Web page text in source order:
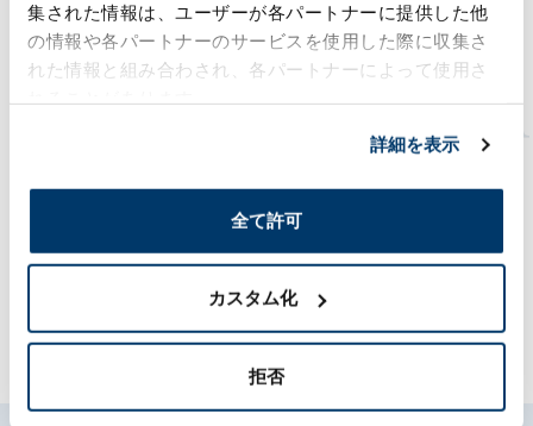
集された情報は、ユーザーが各パートナーに提供した他
の情報や各パートナーのサービスを使用した際に収集さ
れた情報と組み合わされ、各パートナーによって使用さ
詳細を表示
全て許可
カスタム化
拒否
Solution
ソリューション事例
商社機能
グローバル展開
ソリューション事列